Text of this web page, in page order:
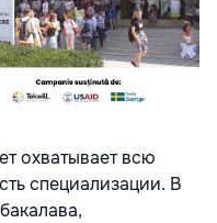
охватывает всю
специализации. В